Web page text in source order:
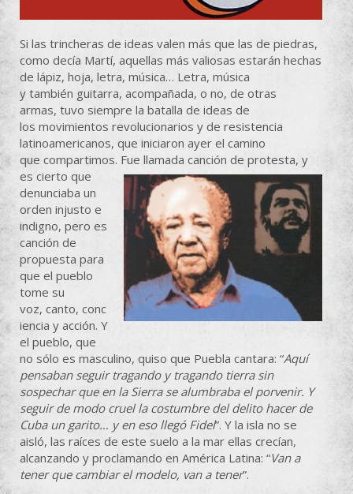
Si las trincheras de ideas valen más que las de piedras,
como decía Martí, aquellas más valiosas estarán hechas
de lápiz, hoja, letra, música… Letra, música
y también guitarra, acompañada, o no, de otras
armas, tuvo siempre la batalla de ideas de
los movimientos revolucionarios y de resistencia
latinoamericanos, que iniciaron ayer el camino
que compartimos. Fue llamada canción de protesta, y
es cierto que
denunciaba un
orden injusto e
indigno, pero es
canción de
propuesta para
que el pueblo
tome su
voz, canto, conc
iencia y acción. Y
el pueblo, que
no sólo es masculino, quiso que Puebla cantara: “Aquí
pensaban seguir tragando y tragando tierra sin
sospechar que en la Sierra se alumbraba el porvenir. Y
seguir de modo cruel la costumbre del delito hacer de
Cuba un garito… y en eso llegó Fidel”. Y la isla no se
aisló, las raíces de este suelo a la mar ellas crecían,
alcanzando y proclamando en América Latina: “Van a
tener que cambiar el modelo, van a tener”.